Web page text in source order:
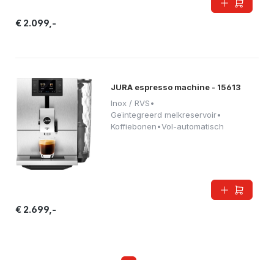
€ 2.099,-
JURA espresso machine - 15613
Inox / RVS•
Geïntegreerd melkreservoir•
Koffiebonen•Vol-automatisch
€ 2.699,-